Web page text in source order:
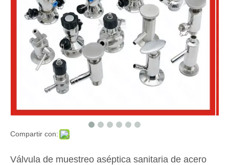
Compartir con:
Válvula de muestreo aséptica sanitaria de acero